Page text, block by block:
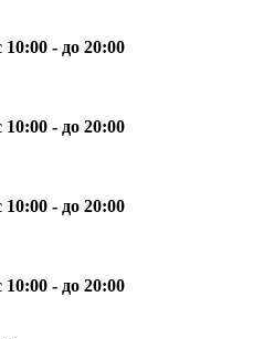
10:00 - до 20:00
10:00 - до 20:00
10:00 - до 20:00
10:00 - до 20:00